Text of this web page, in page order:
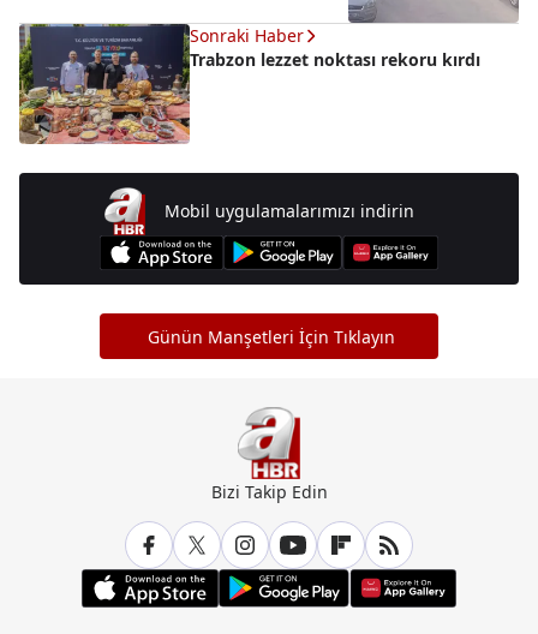
Sonraki Haber
Trabzon lezzet noktası rekoru kırdı
Mobil uygulamalarımızı indirin
Günün Manşetleri İçin Tıklayın
Bizi Takip Edin